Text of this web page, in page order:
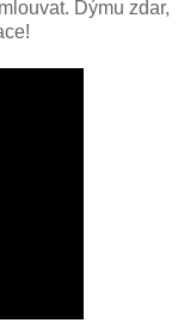
Dýmu zdar,